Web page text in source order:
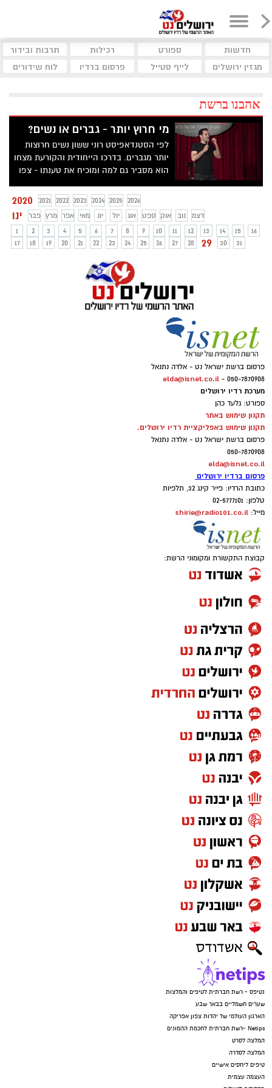
חדשות ספורט רכילות
תרבות ובידור
מגזין ירושלים
לייף סטייל פרסום ברדיו לוח שידורים
אהבנו ברשת
מי חרוץ יותר - גברים או נשים?
לפי הסטנדאפיסט רוני ששון נשים חרוצות
יותר מגברים. בדרכו הייחודית והקורעת מצחו
הוא מסביר גם למה ומוכיח את טענתו - צפו
2020 2021 2022 2023 2024 2025 2026
ינו פבר מרץ אפר מאי יונ יול אוג ספט אוק נוב
דצמ
1
2 3 4 5 6 7 8 9 10 11 12 13 14 15
16
17
18 19 20 21 22 23 24 25 26 27 28 29 30 31
פרסום ברשת ישראל נט - אלדה נתנאל
050-7870908 -
elda@isnet.co.il
מערכת רדיו ירושלים
ספורט: גלעד כהן
תקנון שימוש באתר
תקנון שימוש באפליקציית רדיו ירושלים.
פרסום ברשת ישראל נט - אלדה נתנאל
050-7870908
elda@isnet.co.il
פרסום ברדיו ירושלים
כתובת הרדיו: פייר קינג 32, תלפיות
טלפון: 02-5777101
מייל: shirie@radio101.co.il
קבוצת התקשורת ומקומוני הרשת:
נטיפס - רשת חברתית לטיפים והמלצות
שערים חשמליים בבאר שבע
הארגון העולמי של יהדות צפון אפריקה
Netips -רשת חברתית לחכמת ההמונים
המלצה לסרט
המלצה לסדרה
טיפים ליחסים אישיים
העצמה עצמית